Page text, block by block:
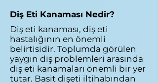
Diş Eti Kanaması Nedir?
Diş eti kanaması, diş eti
hastalığının en önemli
belirtisidir. Toplumda görülen
yaygın diş problemleri arasında
diş eti kanamaları önemli bir yer
tutar. Basit dişeti iltihabından